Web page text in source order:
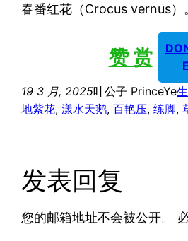
春番红花（Crocus vernus）
赞 赏
E
19 3 月, 2025叶公子 PrinceYe
地紫花, 漾水天鹅, 百艳压, 练脚,
发表回复
您的邮箱地址不会被公开。